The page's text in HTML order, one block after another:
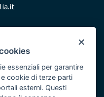
×
essenziali per garantire
cookie di terze parti
esterni. Questi